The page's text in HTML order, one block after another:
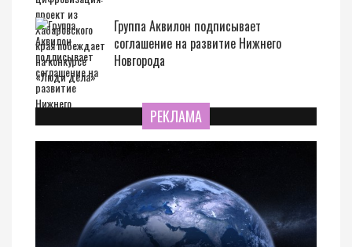
Группа Аквилон подписывает
соглашение на развитие Нижнего
Новгорода
РЕКЛАМА